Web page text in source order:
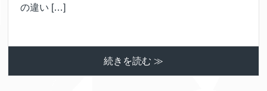
の違い […]
続きを読む ≫